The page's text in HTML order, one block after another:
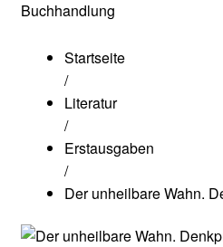
Startseite
/
Literatur
/
Erstausgaben
/
Der unheilbare Wahn.